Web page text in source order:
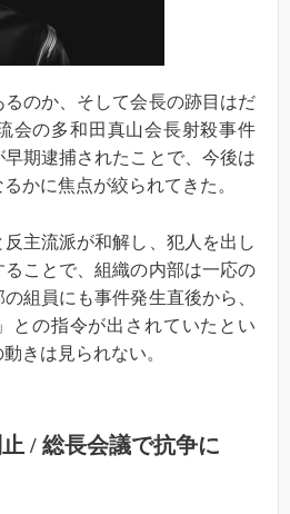
のか、そして会長の跡目はだ
会の多和田真山会長射殺事件
期逮捕されたことで、今後は
かに焦点が絞られてきた。
主流派が和解し、犯人を出し
ことで、組織の内部は一応の
組員にも事件発生直後から、
との指令が出されていたとい
きは見られない。
/ 総長会議で抗争に